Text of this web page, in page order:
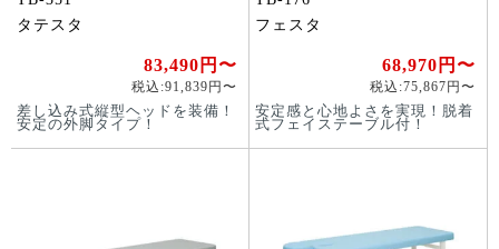
タテスタ
83,490円〜
税込:91,839円〜
差し込み式縦型ヘッドを装備！
安定の外脚タイプ！
フェスタ
68,970円〜
税込:75,867円〜
安定感と心地よさを実現！脱着
式フェイステーブル付！